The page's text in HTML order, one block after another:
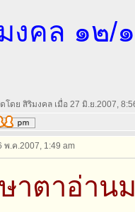
งคล ๑๒/
โดย สิริมงคล เมื่อ 27 มิ.ย.2007,
พ.ค.2007, 1:49 am
าตาอ่าน